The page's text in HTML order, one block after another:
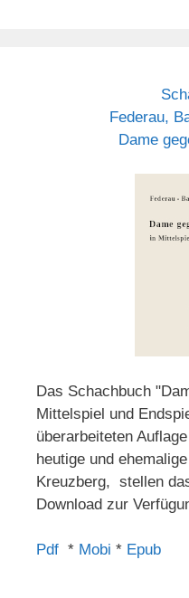
Federau,
Dame
Das Schachbuch
Mittelspiel und
überarbeiteten
heutige und
Kreuzberg, stellen
Download zur
Pdf * Mobi * Epub